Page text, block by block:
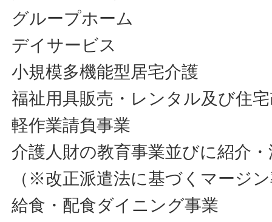
グループホーム
デイサービス
小規模多機能型居宅介護
福祉用具販売・レンタル及び住
軽作業請負事業
介護人財の教育事業並びに紹介
（※改正派遣法に基づくマージ
給食・配食ダイニング事業